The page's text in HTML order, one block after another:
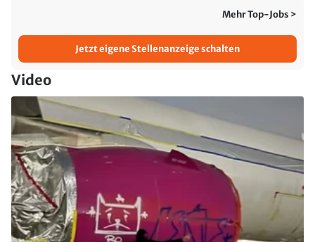
Mehr Top-Jobs >
Jetzt eigene Stellenanzeige schalten
Video